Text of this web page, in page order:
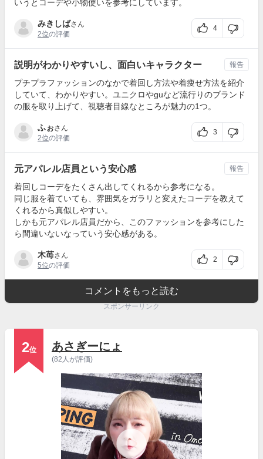
いうとコーデや小物使いを参考にしています。
みきしばさん
2位の評価
4
説明がわかりやすいし、面白いキャラクター
プチプラファッションのなかで着回し方法や着痩せ方法を紹介
していて、わかりやすい。ユニクロやguなど流行りのブランド
の服を取り上げて、視聴者目線なところが魅力の1つ。
ふぉさん
2位の評価
3
報告
元アパレル店員という安心感
着回しコーデをたくさん出してくれるから参考になる。
同じ服を着ていても、雰囲気をガラリと変えたコーデを教えて
くれるから真似しやすい。
しかも元アパレル店員だから、このファッションを参考にした
ら間違いないなっていう安心感がある。
木苺さん
5位の評価
2
報告
コメントをもっと読む
スポンサーリンク
2位 あさぎーにょ
(82人が評価)